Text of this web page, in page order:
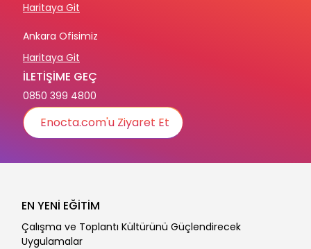
Haritaya Git
Ankara Ofisimiz
Haritaya Git
İLETİŞİME GEÇ
0850 399 4800
Enocta.com'u Ziyaret Et
EN YENİ EĞİTİM
Çalışma ve Toplantı Kültürünü Güçlendirecek
Uygulamalar